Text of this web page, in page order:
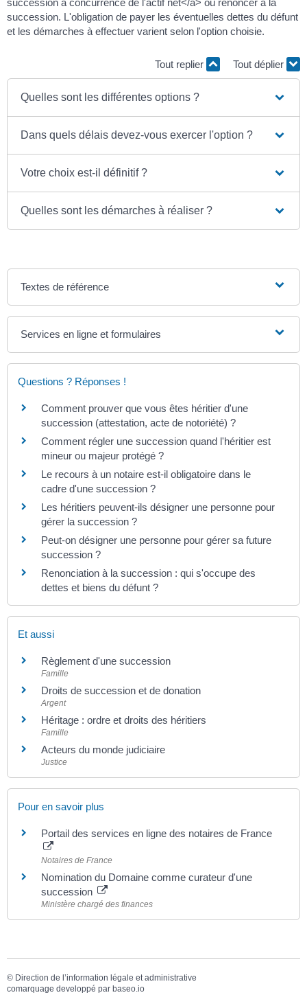
succession à concurrence de l'actif net</a> ou renoncer à la
succession. L'obligation de payer les éventuelles dettes du défunt
et les démarches à effectuer varient selon l'option choisie.
Tout replier Tout déplier
Quelles sont les différentes options ?
Dans quels délais devez-vous exercer l'option ?
Votre choix est-il définitif ?
Quelles sont les démarches à réaliser ?
Textes de référence
Services en ligne et formulaires
Questions ? Réponses !
Comment prouver que vous êtes héritier d'une
succession (attestation, acte de notoriété) ?
Comment régler une succession quand l'héritier est
mineur ou majeur protégé ?
Le recours à un notaire est-il obligatoire dans le
cadre d'une succession ?
Les héritiers peuvent-ils désigner une personne pour
gérer la succession ?
Peut-on désigner une personne pour gérer sa future
succession ?
Renonciation à la succession : qui s'occupe des
dettes et biens du défunt ?
Et aussi
Règlement d'une succession
Famille
Droits de succession et de donation
Argent
Héritage : ordre et droits des héritiers
Famille
Acteurs du monde judiciaire
Justice
Pour en savoir plus
Portail des services en ligne des notaires de France
Notaires de France
Nomination du Domaine comme curateur d'une
succession
Ministère chargé des finances
© Direction de l’information légale et administrative
comarquage developpé par baseo.io